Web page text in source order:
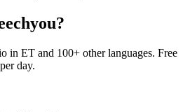
in ET and 100+ other languages. Free
day.